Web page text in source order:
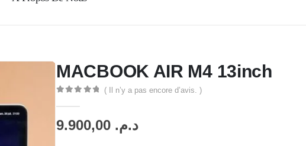
MACBOOK AIR M4 13inch
( Il n’y a pas encore d’avis. )
د.م.